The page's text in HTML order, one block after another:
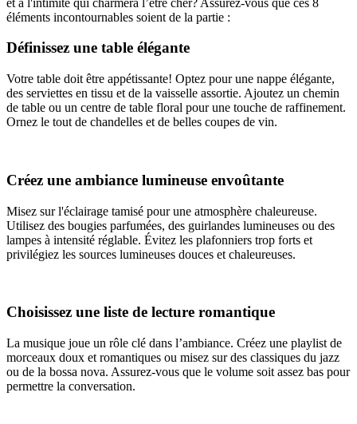
éléments incontournables soient de la partie :
Définissez une table élégante
Votre table doit être appétissante! Optez pour une nappe élégante,
des serviettes en tissu et de la vaisselle assortie. Ajoutez un chemin
de table ou un centre de table floral pour une touche de raffinement.
Ornez le tout de chandelles et de belles coupes de vin.
Créez une ambiance lumineuse envoûtante
Misez sur l'éclairage tamisé pour une atmosphère chaleureuse.
Utilisez des bougies parfumées, des guirlandes lumineuses ou des
lampes à intensité réglable. Évitez les plafonniers trop forts et
privilégiez les sources lumineuses douces et chaleureuses.
Choisissez une liste de lecture romantique
La musique joue un rôle clé dans l’ambiance. Créez une playlist de
morceaux doux et romantiques ou misez sur des classiques du jazz
ou de la bossa nova. Assurez-vous que le volume soit assez bas pour
permettre la conversation.